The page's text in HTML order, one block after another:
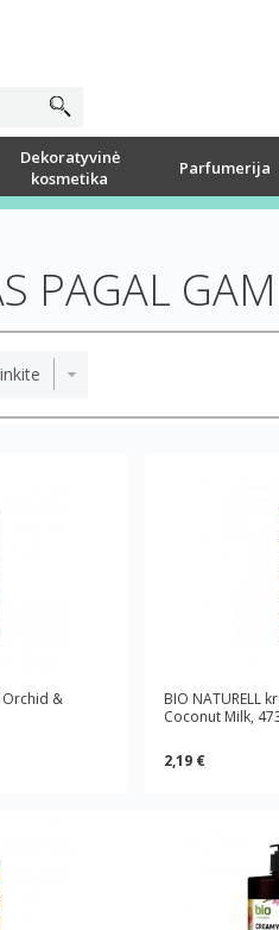
Dekoratyvinė
kosmetika
Parfumerija
PAGAL
Orchid &
BIO NATURELL
Coconut Milk,
2,19 €